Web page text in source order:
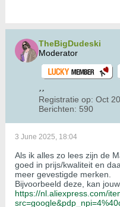
TheBigDudeski
Moderator
Registratie op: Oct
Berichten: 590
3 June 2025, 18:04
Als ik alles zo lees zijn de
goed in prijs/kwaliteit en
meer gevestigde merken.
Bijvoorbeeld deze, kan
https://nl.aliexpress.com/